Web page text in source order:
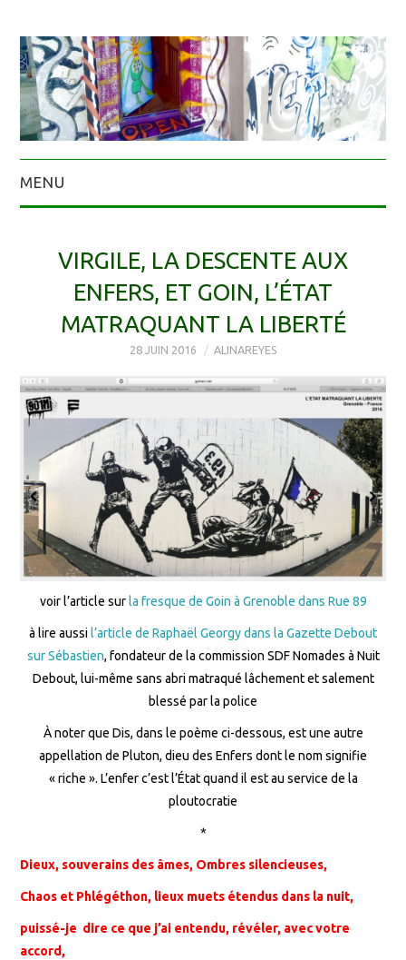
MENU
VIRGILE, LA DESCENTE AUX
ENFERS, ET GOIN, L’ÉTAT
MATRAQUANT LA LIBERTÉ
28 JUIN 2016 ALINAREYES
voir l’article surla fresque de Goin à Grenoble dans Rue 89
à lire aussil’article de Raphaël Georgy dans la Gazette Debout
sur Sébastien, fondateur de la commission SDF Nomades à Nuit
Debout, lui-même sans abri matraqué lâchement et salement
blessé par la police
À noter que Dis, dans le poème ci-dessous, est une autre
appellation de Pluton, dieu des Enfers dont le nom signifie
« riche ». L’enfer c’est l’État quand il est au service de la
ploutocratie
*
Dieux, souverains des âmes, Ombres silencieuses,
Chaos et Phlégéthon, lieux muets étendus dans la nuit,
puissé-je dire ce que j’ai entendu, révéler, avec votre
accord,